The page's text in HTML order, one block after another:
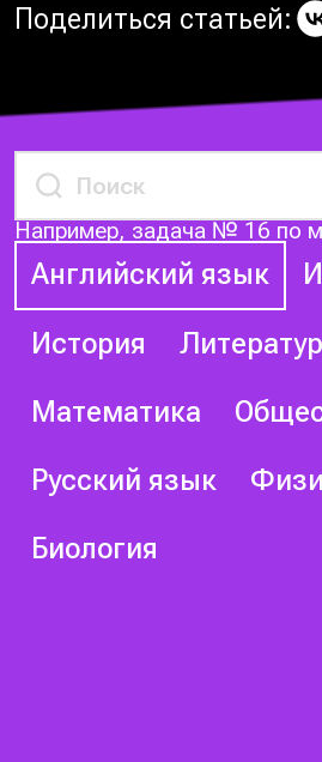
Поделиться статьей:
Например, задача № 16 по
Английский язык
История
Математика
Русский язык
Биология